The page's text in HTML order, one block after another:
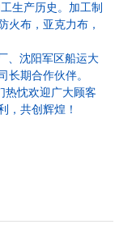
生产历史。加工制
火布，亚克力布，
、沈阳军区船运大
长期合作伙伴。
热忱欢迎广大顾客
，共创辉煌！